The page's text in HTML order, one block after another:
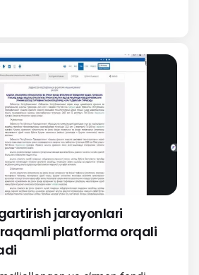
keng joriy etishga qaratilgan
tatbiq etish, undan foydalanish
platformaning amaliy ahamiyati
berildi. Shuningdek, seminar
Respublikasi Vazirlar
sonli…
jarayonlari
platforma orqali